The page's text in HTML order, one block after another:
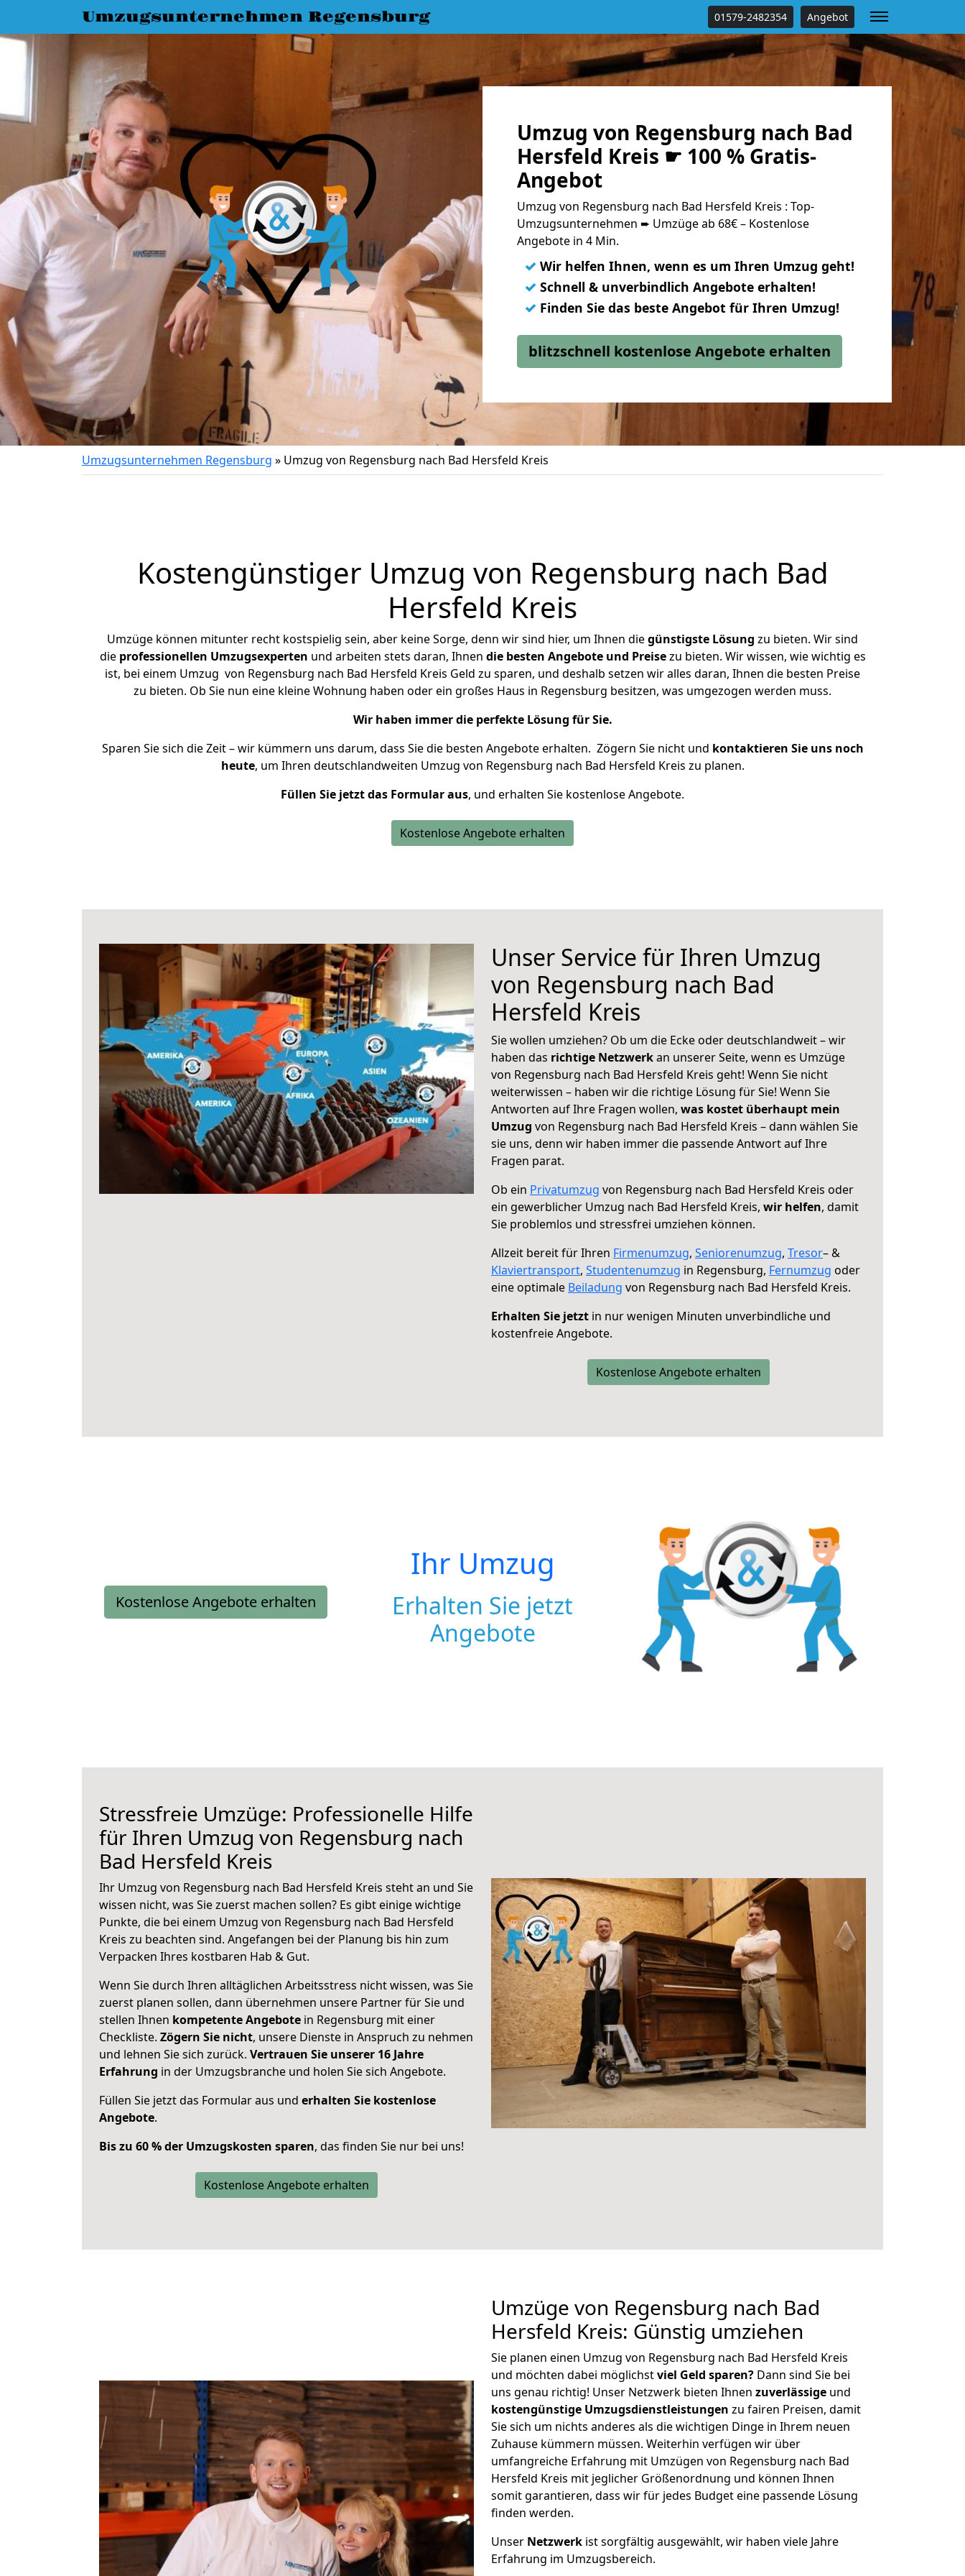
Umzugsunternehmen Regensburg 01579-2482354 Angebot
Umzug von Regensburg nach Bad
Hersfeld Kreis ☛ 100 % Gratis-
Angebot
Umzug von Regensburg nach Bad Hersfeld Kreis : Top-
Umzugsunternehmen ➨ Umzüge ab 68€ – Kostenlose
Angebote in 4 Min.
✓ Wir helfen Ihnen, wenn es um Ihren Umzug geht!
✓ Schnell & unverbindlich Angebote erhalten!
✓ Finden Sie das beste Angebot für Ihren Umzug!
blitzschnell kostenlose Angebote erhalten
Umzugsunternehmen Regensburg » Umzug von Regensburg nach Bad Hersfeld Kreis
Kostengünstiger Umzug von Regensburg nach Bad
Hersfeld Kreis
Umzüge können mitunter recht kostspielig sein, aber keine Sorge, denn wir sind hier, um Ihnen diegünstigste Lösung zu bieten. Wir sind
die professionellen Umzugsexperten und arbeiten stets daran, Ihnen die besten Angebote und Preisezu bieten. Wir wissen, wie wichtig es
ist, bei einem Umzug von Regensburg nach Bad Hersfeld Kreis Geld zu sparen, und deshalb setzen wir alles daran, Ihnen die besten Preise
zu bieten. Ob Sie nun eine kleine Wohnung haben oder ein großes Haus in Regensburg besitzen, was umgezogen werden muss.
Wir haben immer die perfekte Lösung für Sie.
Sparen Sie sich die Zeit – wir kümmern uns darum, dass Sie die besten Angebote erhalten. Zögern Sie nicht und kontaktieren Sie uns noch
heute, um Ihren deutschlandweiten Umzug von Regensburg nach Bad Hersfeld Kreis zu planen.
Füllen Sie jetzt das Formular aus, und erhalten Sie kostenlose Angebote.
Kostenlose Angebote erhalten
Unser Service für Ihren Umzug
von Regensburg nach Bad
Hersfeld Kreis
Sie wollen umziehen? Ob um die Ecke oder deutschlandweit – wir
haben das richtige Netzwerkan unserer Seite, wenn es Umzüge
von Regensburg nach Bad Hersfeld Kreis geht! Wenn Sie nicht
weiterwissen – haben wir die richtige Lösung für Sie! Wenn Sie
Antworten auf Ihre Fragen wollen, was kostet überhaupt mein
Umzug von Regensburg nach Bad Hersfeld Kreis – dann wählen Sie
sie uns, denn wir haben immer die passende Antwort auf Ihre
Fragen parat.
Ob ein Privatumzug von Regensburg nach Bad Hersfeld Kreis oder
ein gewerblicher Umzug nach Bad Hersfeld Kreis, wir helfen, damit
Sie problemlos und stressfrei umziehen können.
Allzeit bereit für Ihren Firmenumzug, Seniorenumzug, Tresor– &
Klaviertransport, Studentenumzug in Regensburg, Fernumzug oder
eine optimale Beiladung von Regensburg nach Bad Hersfeld Kreis.
Erhalten Sie jetzt in nur wenigen Minuten unverbindliche und
kostenfreie Angebote.
Kostenlose Angebote erhalten
Kostenlose Angebote erhalten
Ihr Umzug
Erhalten Sie jetzt
Angebote
Stressfreie Umzüge: Professionelle Hilfe
für Ihren Umzug von Regensburg nach
Bad Hersfeld Kreis
Ihr Umzug von Regensburg nach Bad Hersfeld Kreis steht an und Sie
wissen nicht, was Sie zuerst machen sollen? Es gibt einige wichtige
Punkte, die bei einem Umzug von Regensburg nach Bad Hersfeld
Kreis zu beachten sind. Angefangen bei der Planung bis hin zum
Verpacken Ihres kostbaren Hab & Gut.
Wenn Sie durch Ihren alltäglichen Arbeitsstress nicht wissen, was Sie
zuerst planen sollen, dann übernehmen unsere Partner für Sie und
stellen Ihnen kompetente Angebote in Regensburg mit einer
Checkliste. Zögern Sie nicht, unsere Dienste in Anspruch zu nehmen
und lehnen Sie sich zurück. Vertrauen Sie unserer 16 Jahre
Erfahrung in der Umzugsbranche und holen Sie sich Angebote.
Füllen Sie jetzt das Formular aus und erhalten Sie kostenlose
Angebote.
Bis zu 60 % der Umzugskosten sparen, das finden Sie nur bei uns!
Kostenlose Angebote erhalten
Umzüge von Regensburg nach Bad
Hersfeld Kreis: Günstig umziehen
Sie planen einen Umzug von Regensburg nach Bad Hersfeld Kreis
und möchten dabei möglichstviel Geld sparen? Dann sind Sie bei
uns genau richtig! Unser Netzwerk bieten Ihnen zuverlässige und
kostengünstige Umzugsdienstleistungen zu fairen Preisen, damit
Sie sich um nichts anderes als die wichtigen Dinge in Ihrem neuen
Zuhause kümmern müssen. Weiterhin verfügen wir über
umfangreiche Erfahrung mit Umzügen von Regensburg nach Bad
Hersfeld Kreis mit jeglicher Größenordnung und können Ihnen
somit garantieren, dass wir für jedes Budget eine passende Lösung
finden werden.
Unser Netzwerk ist sorgfältig ausgewählt, wir haben viele Jahre
Erfahrung im Umzugsbereich.